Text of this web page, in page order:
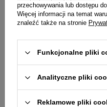
Skórzany, czarny
BATERIA
Orientacyjny czas
konieczności wymiany
MECHANIZM
WYMIARY KOPERTY
przechowywania lub dostępu
Więcej informacji na temat
znaleźć także na stronie
Funkcjonalne pliki
Analityczne pliki
Reklamowe pliki